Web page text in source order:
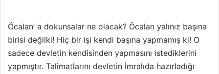
Öcalan’ a dokunsalar ne olacak? Öcalan yalınız başına
birisi değilki! Hiç bir işi kendi başına yapmamış ki! O
sadece devletin kendisinden yapmasını istediklerini
yapmıştır. Talimatlarını devletin İmralıda hazırladığı